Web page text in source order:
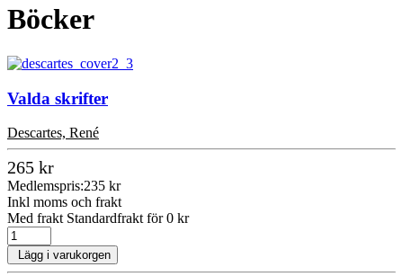
Böcker
Valda skrifter
Descartes, René
265 kr
Medlemspris:235 kr
Inkl moms och frakt
Med frakt Standardfrakt för 0 kr
Lägg i varukorgen